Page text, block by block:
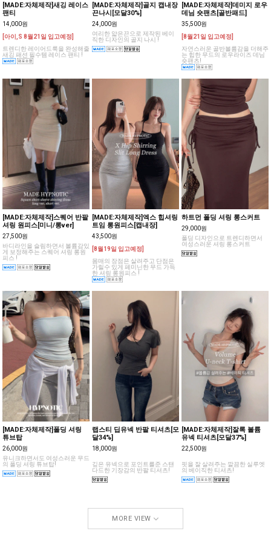
[MADE:자체제작]새깅 레이스
팬티
14,000원
[아이,S 8월21일 입고예정]
트렌디한 레이어드룩을 완성해줄
새깅 패션 필수템 레이스 팬티 !
[MADE:자체제작]골지 캡내장
끈나시[모달30%]
24,000원
여리한 얇은끈으로 제작된 베이
직한 디자인의 골지 나시 !
[MADE:자체제작]데미지 로우
데님 숏팬츠[골반패드]
35,500원
[8월21일 입고예정]
자연스러운 골반볼륨감을 더해주
는 힙한 무드의 로우라이즈 데님
숏팬츠!
[MADE:자체제작]스퀘어 반팔
셔링 원피스[미니/롱ver]
27,500원
바디라인을 슬림하면서 볼륨감있
게 보정해주는 스퀘어 셔링 롱원
피스 !
[MADE:자체제작]엑스 힙셔링
트임 롱원피스[캡내장]
43,500원
[8월19일 입고예정]
몸매의 장점은 살려주고 단점은
가릴수 있게 페미닌한 무드 가득
한 셔링 롱원피스 !
하트먼 폴딩 셔링 롱스커트
29,000원
폴딩 디자인으로 트렌디하면서
여성스러운 셔링 롱스커트
[MADE:자체제작]폴딩 셔링
튜브탑
26,000원
유니크하면서도 여성스러운 무드
의 폴딩 셔링 튜브탑!
랩스티 딥유넥 반팔 티셔츠[모
달34%]
18,000원
깊은 유넥으로 포인트를준 스탠
다드한 기장감의 반팔 티셔츠!
[MADE:자체제작]잘록 볼륨
유넥 티셔츠[모달37%]
22,500원
핏을 잘 살려주는 깔끔한 실루엣
의 베이직한 티셔츠!
MORE VIEW